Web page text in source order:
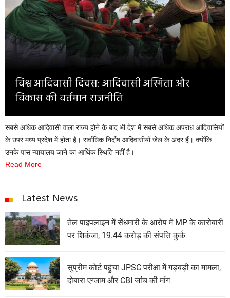
Opinion
Health & Lifestyle
Photo Gallery
Home
विश्व आदिवासी दिवस: आदिवासी अस्मिता और
विकास की वर्तमान राजनीति
सबसे अधिक आदिवासी वाला राज्य होने के बाद भी देश में सबसे अधिक अपराध आदिवासियों
के उपर मध्य प्रदेश में होता है। सर्वाधिक निर्दोष आदिवासीयों जेल के अंदर हैं। क्योंकि
उनके पास न्यायालय जाने का आर्थिक स्थिति नहीं है।
Read More
Latest News
तेल पाइपलाइन में सेंधमारी के आरोप में MP के कारोबारी
पर शिकंजा, 19.44 करोड़ की संपत्ति कुर्क
सुप्रीम कोर्ट पहुंचा JPSC परीक्षा में गड़बड़ी का मामला,
दोबारा एग्जाम और CBI जांच की मांग